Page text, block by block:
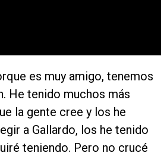
es muy amigo, tenemos
He tenido muchos más
la gente cree y los he
a Gallardo, los he tenido
teniendo. Pero no crucé